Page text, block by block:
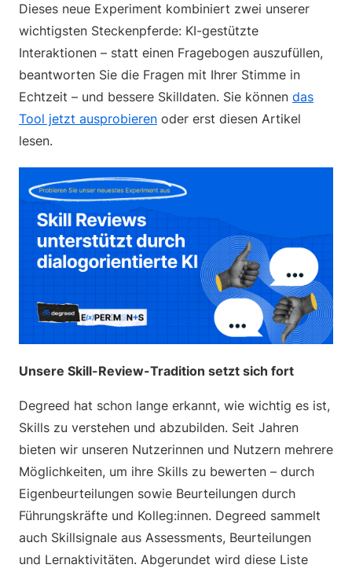
Dieses neue Experiment kombiniert zwei unserer
wichtigsten Steckenpferde: KI-gestützte
Interaktionen – statt einen Fragebogen auszufüllen,
beantworten Sie die Fragen mit Ihrer Stimme in
Echtzeit – und bessere Skilldaten. Sie können das
Tool jetzt ausprobieren oder erst diesen Artikel
lesen.
Unsere Skill-Review-Tradition setzt sich fort
Degreed hat schon lange erkannt, wie wichtig es ist,
Skills zu verstehen und abzubilden. Seit Jahren
bieten wir unseren Nutzerinnen und Nutzern mehrere
Möglichkeiten, um ihre Skills zu bewerten – durch
Eigenbeurteilungen sowie Beurteilungen durch
Führungskräfte und Kolleg:innen. Degreed sammelt
auch Skillsignale aus Assessments, Beurteilungen
und Lernaktivitäten. Abgerundet wird diese Liste